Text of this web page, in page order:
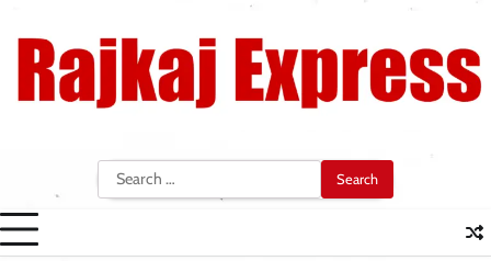
content
Search
for: